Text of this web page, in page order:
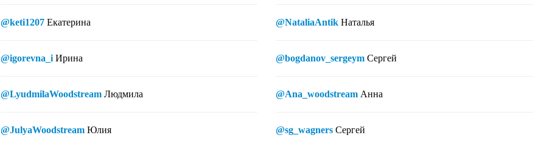
@keti1207 Екатерина
@igorevna_i Ирина
@LyudmilaWoodstream Людмила
@JulyaWoodstream Юлия
@NataliaAntik Наталья
@bogdanov_sergeym Сергей
@Ana_woodstream Анна
@sg_wagners Сергей